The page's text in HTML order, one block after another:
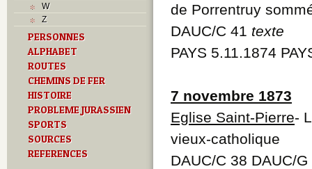
Monuments historiques
Musées
N
O
P
R
S
Sociétés locales
T
W
Z
PERSONNES
ALPHABET
ROUTES
CHEMINS DE FER
HISTOIRE
PROBLEME JURASSIEN
SPORTS
SOURCES
REFERENCES
de Porrentruy
DAUC/C 41 texte
PAYS 5.11.1874
7 novembre 1873
Eglise Saint-Pierre-
vieux-catholique
DAUC/C 38 DAUC/